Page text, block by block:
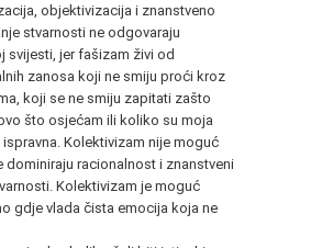
objektivizacija i znanstveno
stvarnosti ne odgovaraju
svijesti, jer fašizam živi od
zanosa koji ne smiju proći kroz
koji se ne smiju zapitati zašto
što osjećam ili koliko su moja
Kolektivizam nije moguć
dominiraju racionalnost i znanstveni
Kolektivizam je moguć
gdje vlada čista emocija koja ne